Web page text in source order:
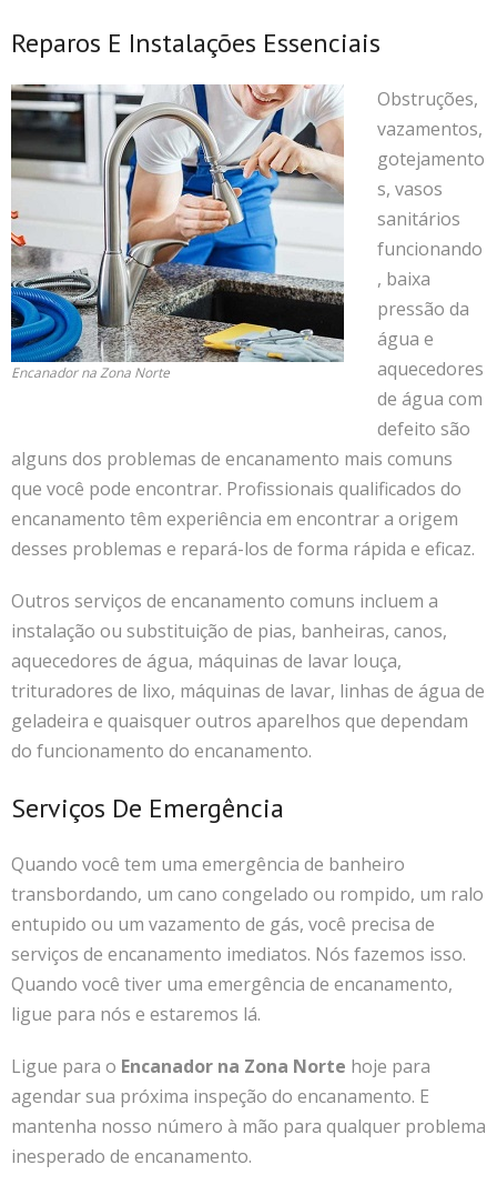
Reparos E Instalações Essenciais
Encanador na Zona Norte
Obstruções,
vazamentos,
gotejamento
s, vasos
sanitários
funcionando
, baixa
pressão da
água e
aquecedores
de água com
defeito são
alguns dos problemas de encanamento mais comuns
que você pode encontrar. Profissionais qualificados do
encanamento têm experiência em encontrar a origem
desses problemas e repará-los de forma rápida e eficaz.
Outros serviços de encanamento comuns incluem a
instalação ou substituição de pias, banheiras, canos,
aquecedores de água, máquinas de lavar louça,
trituradores de lixo, máquinas de lavar, linhas de água de
geladeira e quaisquer outros aparelhos que dependam
do funcionamento do encanamento.
Serviços De Emergência
Quando você tem uma emergência de banheiro
transbordando, um cano congelado ou rompido, um ralo
entupido ou um vazamento de gás, você precisa de
serviços de encanamento imediatos. Nós fazemos isso.
Quando você tiver uma emergência de encanamento,
ligue para nós e estaremos lá.
Ligue para o Encanador na Zona Norte hoje para
agendar sua próxima inspeção do encanamento. E
mantenha nosso número à mão para qualquer problema
inesperado de encanamento.